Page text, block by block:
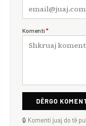
Komenti *
DËRGO
🔒 Komenti juaj do të